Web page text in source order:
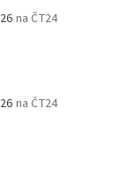
na ČT24
na ČT24